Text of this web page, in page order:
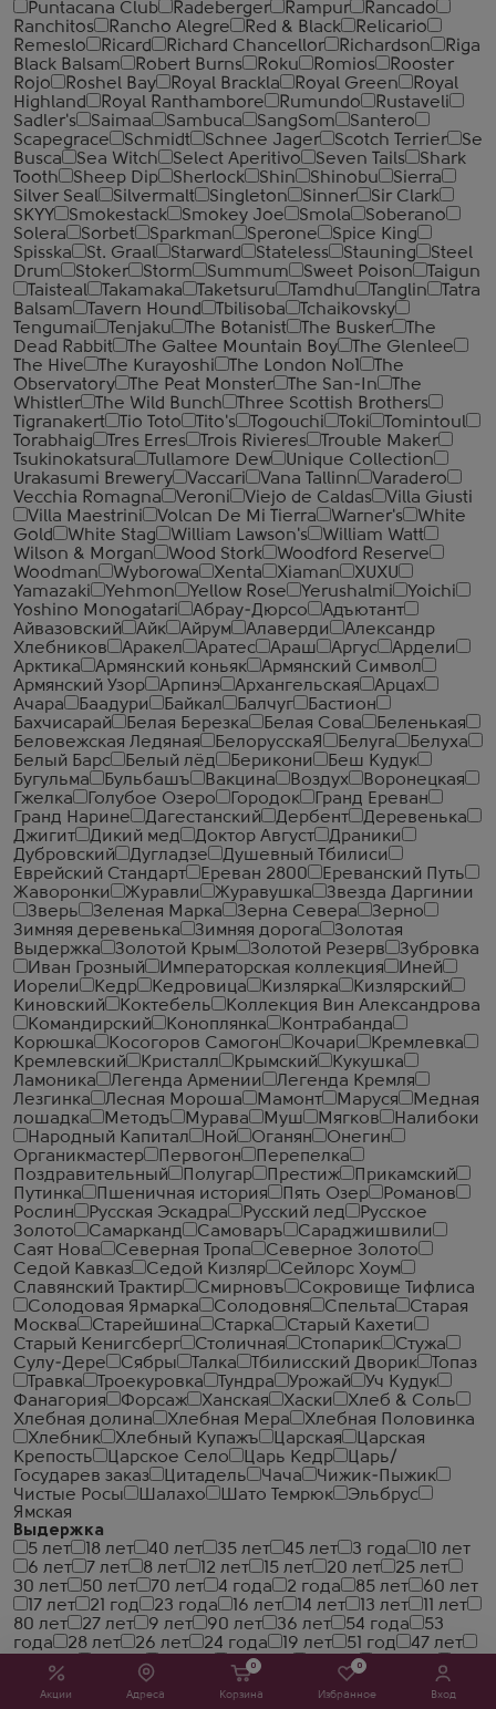
Акции Адреса
0
Корзина
0
Избранное Вход
Puntacana Club
Radeberger Rampur
Rancado
Ranchitos
Rancho Alegre Red & Black
Relicario
Remeslo
Ricard Richard Chancellor Richardson
Riga
Black Balsam
Robert Burns Roku Romios
Rooster
Rojo
Roshel Bay Royal Brackla Royal Green
Royal
Highland
Royal Ranthambore Rumundo
Rustaveli
Sadler's
Saimaa Sambuca SangSom
Santero
Scapegrace
Schmidt Schnee Jager Scotch Terrier
Se
Busca
Sea Witch Select Aperitivo Seven Tails
Shark
Tooth
Sheep Dip Sherlock Shin Shinobu
Sierra
Silver Seal
Silvermalt Singleton Sinner
Sir Clark
SKYY
Smokestack Smokey Joe Smola
Soberano
Solera
Sorbet Sparkman Sperone
Spice King
Spisska
St. Graal Starward Stateless Stauning
Steel
Drum
Stoker Storm Summum Sweet Poison
Taigun
Taisteal
Takamaka Taketsuru Tamdhu Tanglin
Tatra
Balsam
Tavern Hound Tbilisoba
Tchaikovsky
Tengumai
Tenjaku The Botanist The Busker
The
Dead Rabbit
The Galtee Mountain Boy
The Glenlee
The Hive
The Kurayoshi The London №1
The
Observatory
The Peat Monster The San-In
The
Whistler
The Wild Bunch
Three Scottish Brothers
Tigranakert
Tio Toto Tito's Togouchi Toki
Tomintoul
Torabhaig
Tres Erres Trois Rivieres
Trouble Maker
Tsukinokatsura
Tullamore Dew
Unique Collection
Urakasumi Brewery
Vaccari Vana Tallinn
Varadero
Vecchia Romagna
Veroni Viejo de Caldas
Villa Giusti
Villa Maestrini
Volcan De Mi Tierra Warner's
White
Gold
White Stag William Lawson's
William Watt
Wilson & Morgan
Wood Stork
Woodford Reserve
Woodman
Wyborowa Xenta Xiaman
XUXU
Yamazaki
Yehmon Yellow Rose Yerushalmi
Yoichi
Yoshino Monogatari
Абрау-Дюрсо
Адъютант
Айвазовский
Айк Айрум Алаверди
Александр
Хлебников
Аракел Аратес Араш Аргус
Ардели
Арктика
Армянский коньяк
Армянский Символ
Армянский Узор
Арпинэ Архангельская
Арцах
Ачара
Баадури Байкал Балчуг
Бастион
Бахчисарай
Белая Березка Белая Сова
Беленькая
Беловежская Ледяная
БелорусскаЯ Белуга
Белуха
Белый Барс
Белый лёд Берикони
Беш Кудук
Бугульма
Бульбашъ Вакцина Воздух
Воронецкая
Гжелка
Голубое Озеро Городок
Гранд Ереван
Гранд Нарине
Дагестанский Дербент
Деревенька
Джигит
Дикий мед Доктор Август
Драники
Дубровский
Дугладзе
Душевный Тбилиси
Еврейский Стандарт
Ереван 2800
Ереванский Путь
Жаворонки
Журавли Журавушка
Звезда Даргинии
Зверь
Зеленая Марка Зерна Севера
Зерно
Зимняя деревенька
Зимняя дорога
Золотая
Выдержка
Золотой Крым Золотой Резерв
Зубровка
Иван Грозный
Императорская коллекция
Иней
Иорели
Кедр Кедровица Кизлярка
Кизлярский
Киновский
Коктебель
Коллекция Вин Александрова
Командирский
Коноплянка
Контрабанда
Корюшка
Косогоров Самогон Кочари
Кремлевка
Кремлевский
Кристалл Крымский
Кукушка
Ламоника
Легенда Армении
Легенда Кремля
Лезгинка
Лесная Мороша Мамонт Маруся
Медная
лошадка
Методъ Мурава Муш Мягков
Налибоки
Народный Капитал
Ной Оганян
Онегин
Органикмастер
Первогон
Перепелка
Поздравительный
Полугар Престиж
Прикамский
Путинка
Пшеничная история Пять Озер
Романов
Рослин
Русская Эскадра Русский лед
Русское
Золото
Самарканд Самоваръ
Сараджишвили
Саят Нова
Северная Тропа
Северное Золото
Седой Кавказ
Седой Кизляр
Сейлорс Хоум
Славянский Трактир
Смирновъ
Сокровище Тифлиса
Солодовая Ярмарка
Солодовня Спельта
Старая
Москва
Старейшина Старка
Старый Кахети
Старый Кенигсберг
Столичная Стопарик
Стужа
Сулу-Дере
Сябры Талка Тбилисский Дворик
Топаз
Травка
Троекуровка Тундра Урожай
Уч Кудук
Фанагория
Форсаж Ханская Хаски
Хлеб & Соль
Хлебная долина
Хлебная Мера
Хлебная Половинка
Хлебник
Хлебный Купажъ Царская
Царская
Крепость
Царское Село Царь Кедр
Царь/
Государев заказ
Цитадель Чача
Чижик-Пыжик
Чистые Росы
Шалахо Шато Темрюк
Эльбрус
Ямская
Выдержка
5 лет
18 лет 40 лет 35 лет 45 лет 3 года
10 лет
6 лет
7 лет 8 лет 12 лет 15 лет 20 лет
25 лет
30 лет
50 лет 70 лет 4 года 2 года 85 лет
60 лет
17 лет
21 год 23 года 16 лет 14 лет 13 лет
11 лет
80 лет
27 лет 9 лет 90 лет 36 лет 54 года
53
года
28 лет 26 лет 24 года 19 лет 51 год
47 лет
32 года
38 лет 43 года 37 лет
года
22 года 1 год 6 месяцев
16
месяцев
2.5 года 29 лет 39 лет 41 год 48 лет 72